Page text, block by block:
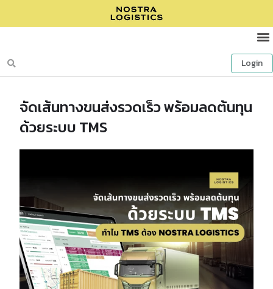
Login
จัดเส้นทางขนส่งรวดเร็ว พร้อมลดต้นทุน
ด้วยระบบ TMS